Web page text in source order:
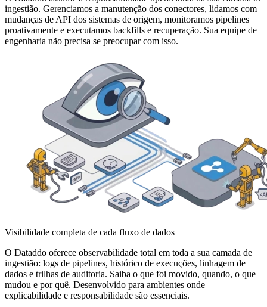
ingestião. Gerenciamos a manutenção dos conectores, lidamos com
mudanças de API dos sistemas de origem, monitoramos pipelines
proativamente e executamos backfills e recuperação. Sua equipe de
engenharia não precisa se preocupar com isso.
Visibilidade completa de cada fluxo de dados
O Dataddo oferece observabilidade total em toda a sua camada de
ingestião: logs de pipelines, histórico de execuções, linhagem de
dados e trilhas de auditoria. Saiba o que foi movido, quando, o que
mudou e por quê. Desenvolvido para ambientes onde
explicabilidade e responsabilidade são essenciais.